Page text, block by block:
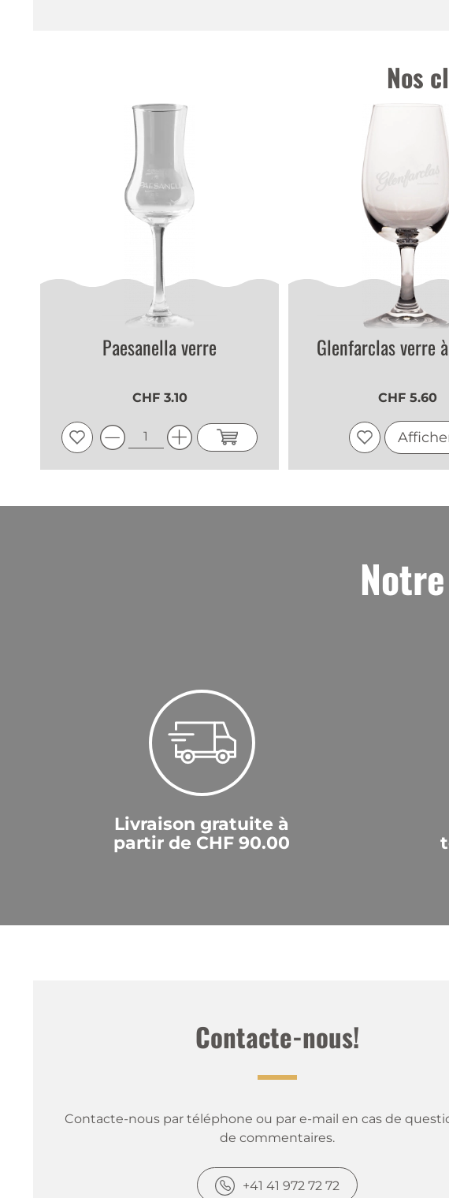
Nos
Paesanella verre
CHF 3.10
Glenfarclas verre
CHF 5.60
Livraison gratuite à
partir de CHF 90.00
Contacte-nous!
Contacte-nous par téléphone ou par e-mail en cas de
de commentaires.
+41 41 972 72 72